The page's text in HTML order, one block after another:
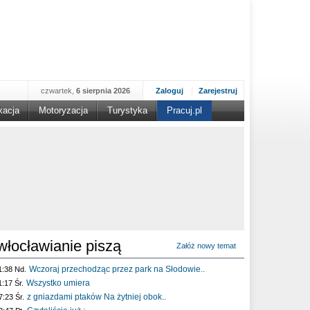
Zaloguj Zarejestruj
czwartek, 6 sierpnia 2026
Motoryzacja Turystyka Pracuj.pl
piszą Załóż nowy temat
Nd. Wczoraj przechodząc przez park na Słodowie..
Śr. Wszystko umiera
Śr. z gniazdami ptaków Na żytniej obok..